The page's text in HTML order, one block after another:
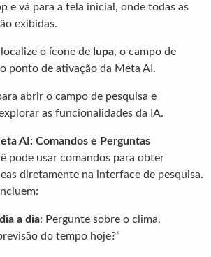
e vá para a tela inicial, onde todas as
exibidas.
o ícone de lupa, o campo de
o ponto de ativação da Meta AI.
abrir o campo de pesquisa e
as funcionalidades da IA.
AI: Comandos e Perguntas
pode usar comandos para obter
diretamente na interface de pesquisa.
a dia: Pergunte sobre o clima,
do tempo hoje?”